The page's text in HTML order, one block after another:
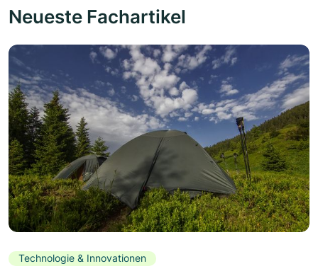
Neueste Fachartikel
Technologie & Innovationen